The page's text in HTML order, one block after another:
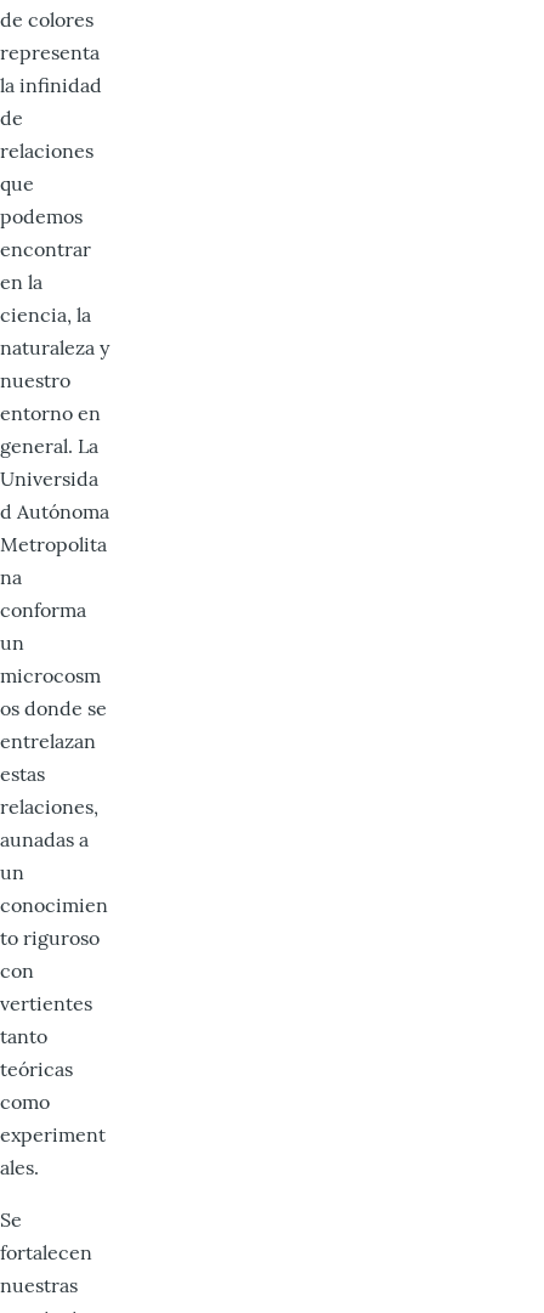
de colores
representa
la infinidad
de
relaciones
que
podemos
encontrar
en la
ciencia, la
naturaleza y
nuestro
entorno en
general. La
Universida
d Autónoma
Metropolita
na
conforma
un
microcosm
os donde se
entrelazan
estas
relaciones,
aunadas a
un
conocimien
to riguroso
con
vertientes
tanto
teóricas
como
experiment
ales.
Se
fortalecen
nuestras